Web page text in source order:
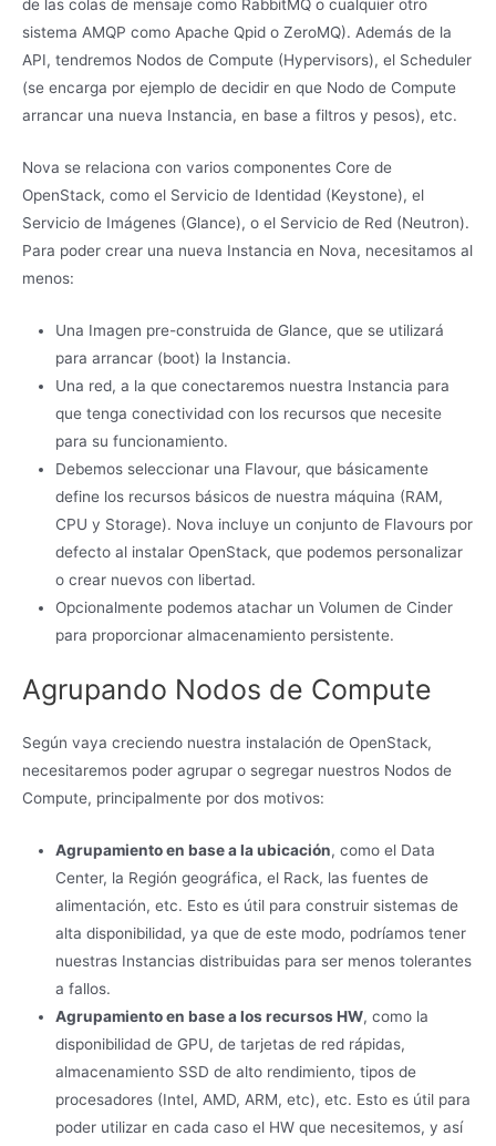
de las colas de mensaje como RabbitMQ o cualquier otro
sistema AMQP como Apache Qpid o ZeroMQ). Además de la
API, tendremos Nodos de Compute (Hypervisors), el Scheduler
(se encarga por ejemplo de decidir en que Nodo de Compute
arrancar una nueva Instancia, en base a filtros y pesos), etc.
Nova se relaciona con varios componentes Core de
OpenStack, como el Servicio de Identidad (Keystone), el
Servicio de Imágenes (Glance), o el Servicio de Red (Neutron).
Para poder crear una nueva Instancia en Nova, necesitamos al
menos:
Una Imagen pre-construida de Glance, que se utilizará
para arrancar (boot) la Instancia.
Una red, a la que conectaremos nuestra Instancia para
que tenga conectividad con los recursos que necesite
para su funcionamiento.
Debemos seleccionar una Flavour, que básicamente
define los recursos básicos de nuestra máquina (RAM,
CPU y Storage). Nova incluye un conjunto de Flavours por
defecto al instalar OpenStack, que podemos personalizar
o crear nuevos con libertad.
Opcionalmente podemos atachar un Volumen de Cinder
para proporcionar almacenamiento persistente.
Agrupando Nodos de Compute
Según vaya creciendo nuestra instalación de OpenStack,
necesitaremos poder agrupar o segregar nuestros Nodos de
Compute, principalmente por dos motivos:
Agrupamiento en base a la ubicación, como el Data
Center, la Región geográfica, el Rack, las fuentes de
alimentación, etc. Esto es útil para construir sistemas de
alta disponibilidad, ya que de este modo, podríamos tener
nuestras Instancias distribuidas para ser menos tolerantes
a fallos.
Agrupamiento en base a los recursos HW, como la
disponibilidad de GPU, de tarjetas de red rápidas,
almacenamiento SSD de alto rendimiento, tipos de
procesadores (Intel, AMD, ARM, etc), etc. Esto es útil para
poder utilizar en cada caso el HW que necesitemos, y así